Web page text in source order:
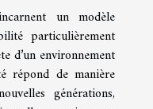
un modèle
particulièrement
d’un environnement
répond de manière
générations,